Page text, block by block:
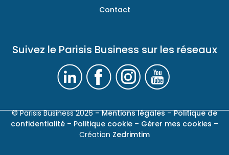
Contact
Suivez le Parisis Business sur les réseaux
© Parisis Business 2026– Mentions légales–Politique de
confidentialité – Politique cookie – Gérer mes cookies –
Création Zedrimtim